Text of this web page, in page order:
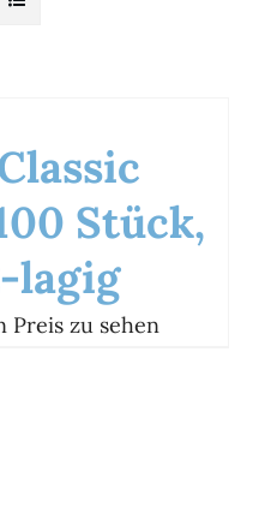
Stück,
lagig
Preis zu sehen